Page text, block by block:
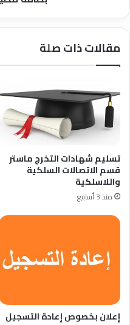
مقالات ذات صلة
تسليم شهادات التخرج ماستر
قسم الاتصالات السلكية
واللاسلكية
منذ 3 أسابيع
إعلان بخصوص إعادة التسجيل